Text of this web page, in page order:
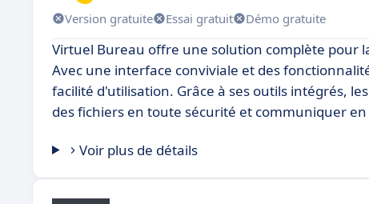
Version gratuite Essai gratuit Démo gratuite
Virtuel Bureau offre une solution complète pour
Avec une interface conviviale et des
facilité d'utilisation. Grâce à ses outils intégrés,
des fichiers en toute sécurité et communiquer
Voir plus de détails